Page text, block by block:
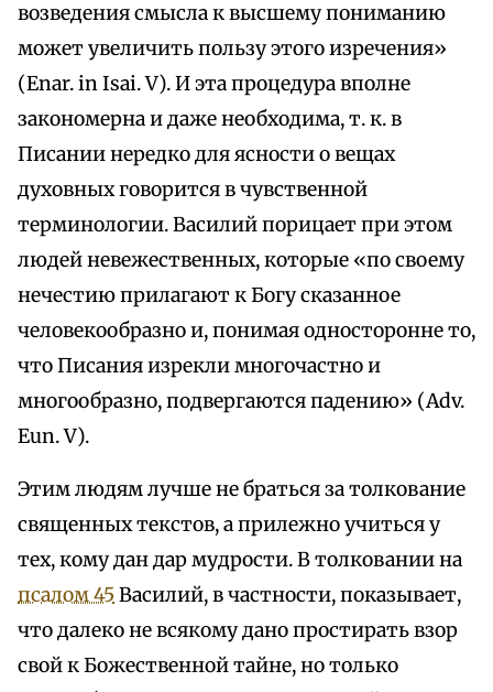
возведения смысла к высшему пониманию
может увеличить пользу этого изречения»
(Enar. in Isai. V). И эта процедура вполне
закономерна и даже необходима, т. к. в
Писании нередко для ясности о вещах
духовных говорится в чувственной
терминологии. Василий порицает при этом
людей невежественных, которые «по своему
нечестию прилагают к Богу сказанное
человекообразно и, понимая односторонне то,
что Писания изрекли многочастно и
многообразно, подвергаются падению» (Аdv.
Eun. V).
Этим людям лучше не браться за толкование
священных текстов, а прилежно учиться у
тех, кому дан дар мудрости. В толковании на
псалом 45 Василий, в частности, показывает,
что далеко не всякому дано простирать взор
свой к Божественной тайне, но только